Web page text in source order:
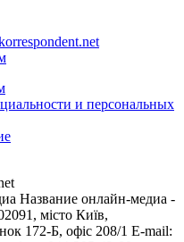
и персональных
Название онлайн-медиа -
місто Київ,
172-Б, офіс 208/1 E-mail: